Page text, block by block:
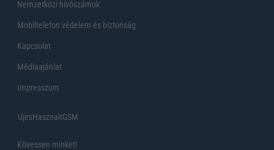
Nemzetközi hívószámok
Mobiltelefon védelem és biztonság
Kapcsolat
Médiaajánlat
Impresszum
UjesHasznaltGSM
Kövessen minket!